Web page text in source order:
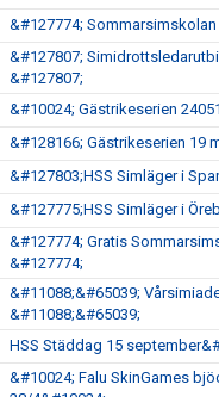
&#127774;
&#127807;
&#127807;
&#10024; Gästrikeserien
&#128166; Gästrikeserien 19
&#127803;HSS Simläger i
&#127775;HSS Simläger i
&#127774; Gratis
&#127774;
&#11088;&#65039;
&#11088;&#65039;
HSS Städdag 15
&#10024; Falu SkinGames